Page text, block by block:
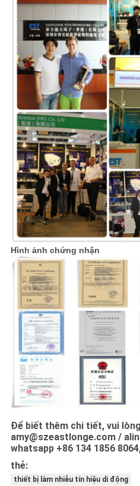
Hình ảnh chứng nhận
Để biết thêm chi tiết, vui
amy@szeastlonge.com /
whatsapp +86 134 1856
thẻ:
thiết bị làm nhiễu tín hiệu di động